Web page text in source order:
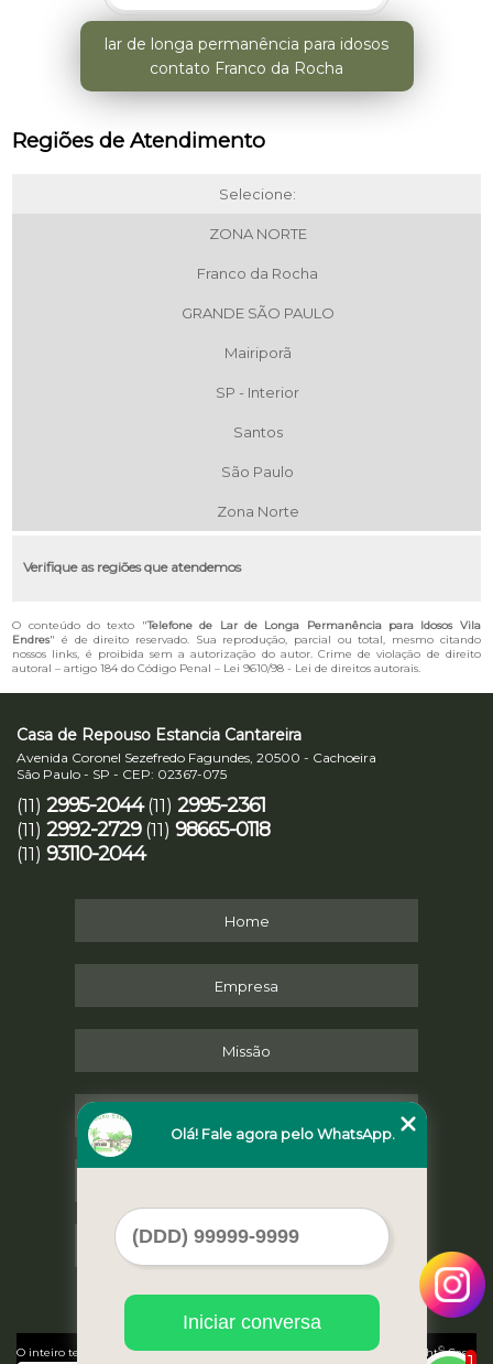
lar de longa permanência para idosos
contato Franco da Rocha
Regiões de Atendimento
Selecione:
ZONA NORTE
Franco da Rocha
GRANDE SÃO PAULO
Mairiporã
SP - Interior
Santos
São Paulo
Zona Norte
Verifique as regiões que atendemos
O conteúdo do texto "Telefone de Lar de Longa Permanência para Idosos Vila
Endres" é de direito reservado. Sua reprodução, parcial ou total, mesmo citando
nossos links, é proibida sem a autorização do autor. Crime de violação de direito
autoral – artigo 184 do Código Penal – Lei 9610/98 - Lei de direitos autorais.
Casa de Repouso Estancia Cantareira
Avenida Coronel Sezefredo Fagundes, 20500 - Cachoeira
São Paulo - SP - CEP: 02367-075
(11) 2995-2044 (11) 2995-2361
(11) 2992-2729 (11) 98665-0118
(11) 93110-2044
Home
Empresa
Missão
Mapa do site
O inteiro teor deste site está sujeito à proteção de direitos autorais. Copyright©Casa
Olá! Fale agora pelo WhatsApp.
Iniciar conversa